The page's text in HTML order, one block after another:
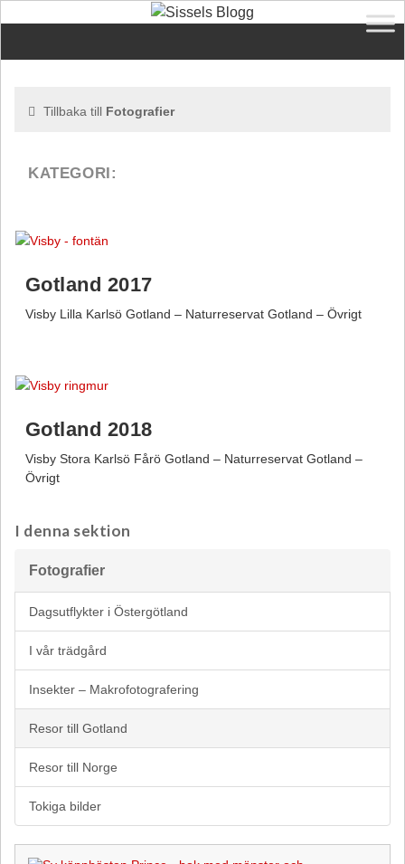
Tillbaka till Fotografier
Gotland 2017
Visby Lilla Karlsö Gotland – Naturreservat Gotland – Övrigt
Gotland 2018
Visby Stora Karlsö Fårö Gotland – Naturreservat Gotland –
Övrigt
I denna sektion
Fotografier
Dagsutflykter i Östergötland
I vår trädgård
Insekter – Makrofotografering
Resor till Gotland
Resor till Norge
Tokiga bilder